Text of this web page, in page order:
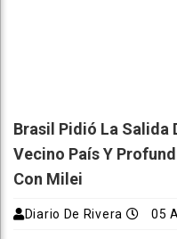
Brasil Pidió La Salida
Vecino País Y
Con Milei
Diario De Rivera 05